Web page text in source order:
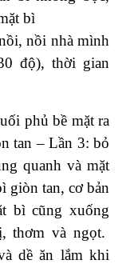
bì
nồi nhà mình
độ), thời gian
phủ bề mặt ra
tan – Lần 3: bỏ
quanh và mặt
giòn tan, cơ bản
bì cũng xuống
thơm và ngọt.
dề ăn lắm khi